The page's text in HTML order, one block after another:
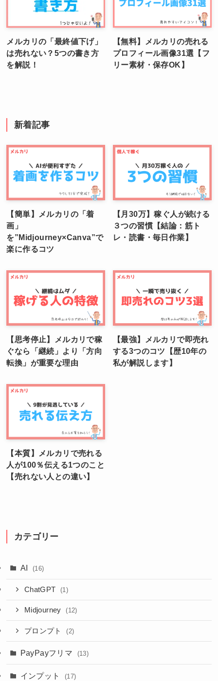
メルカリの「最終値下げ」
は売れない？5つの書き方
を解説！
【無料】メルカリの売れる
プロフィール画像31選【フ
リー素材・保存OK】
新着記事
【簡単】メルカリの「着
画」
を”Midjourney×Canva”で
楽に作るコツ
【月30万】稼ぐ人が続ける
３つの習慣【結論：筋ト
レ・読書・毎日作業】
【思考停止】メルカリで稼
ぐなら「継続」より「方向
転換」が重要な理由
【最強】メルカリで即売れ
する3つのコツ【歴10年の
私が解説します】
【本質】メルカリで売れる
人が100％伝える1つのこと
【売れない人との違い】
カテゴリー
AI (16)
ChatGPT (1)
Midjourney (12)
プロンプト (2)
PayPayフリマ (13)
インプット (17)